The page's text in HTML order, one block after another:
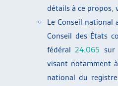
détails à ce propos,
Le Conseil national
Conseil des États
fédéral24.065 sur
visant notamment
national du